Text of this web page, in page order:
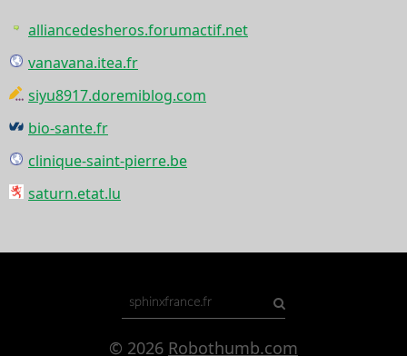
alliancedesheros.forumactif.net
vanavana.itea.fr
siyu8917.doremiblog.com
bio-sante.fr
clinique-saint-pierre.be
saturn.etat.lu
© 2026 Robothumb.com